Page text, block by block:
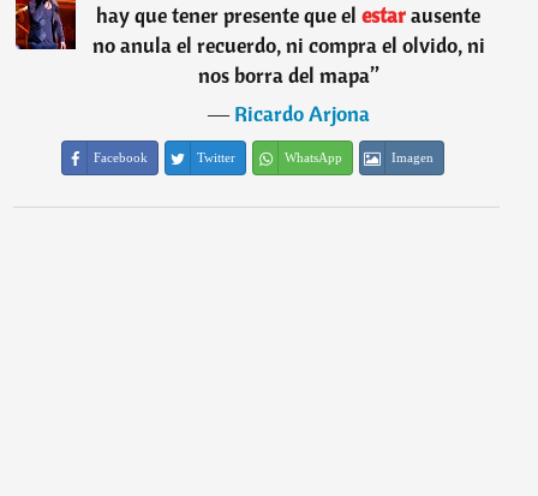
hay que tener presente que el estarausente
no anula el recuerdo, ni compra el olvido, ni
nos borra del mapa”
―Ricardo Arjona
Facebook Twitter WhatsApp Imagen